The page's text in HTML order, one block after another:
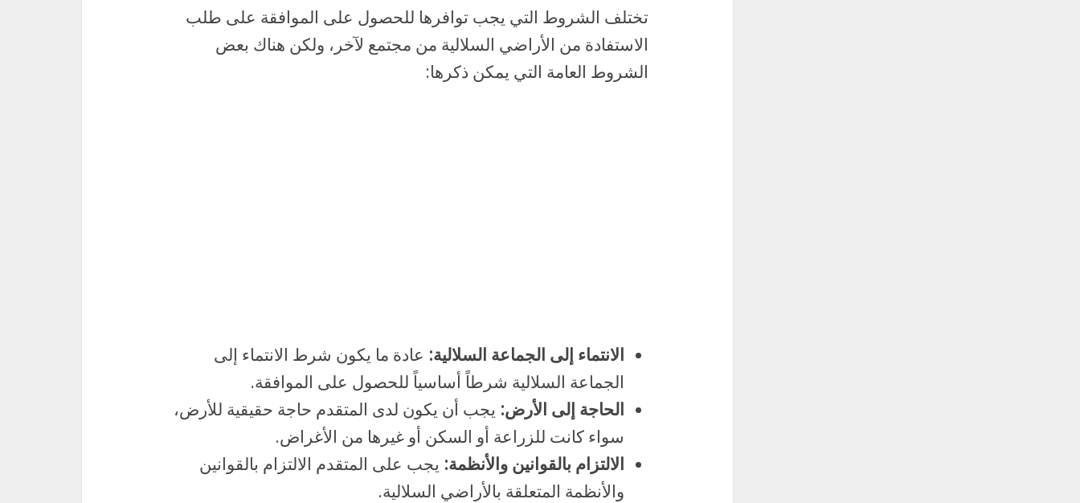
تختلف الشروط التي يجب توافرها للحصول على الموافقة على طلب
الاستفادة من الأراضي السلالية من مجتمع لآخر، ولكن هناك بعض
الشروط العامة التي يمكن ذكرها:
الانتماء إلى الجماعة السلالية: عادة ما يكون شرط الانتماء إلى
الجماعة السلالية شرطاً أساسياً للحصول على الموافقة.
الحاجة إلى الأرض: يجب أن يكون لدى المتقدم حاجة حقيقية للأرض،
سواء كانت للزراعة أو السكن أو غيرها من الأغراض.
الالتزام بالقوانين والأنظمة: يجب على المتقدم الالتزام بالقوانين
والأنظمة المتعلقة بالأراضي السلالية.